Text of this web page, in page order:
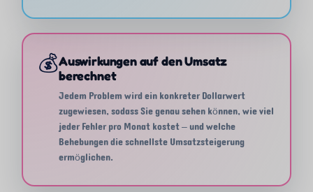
💰Auswirkungen auf den Umsatz
berechnet
Jedem Problem wird ein konkreter Dollarwert
zugewiesen, sodass Sie genau sehen können, wie viel
jeder Fehler pro Monat kostet – und welche
Behebungen die schnellste Umsatzsteigerung
ermöglichen.